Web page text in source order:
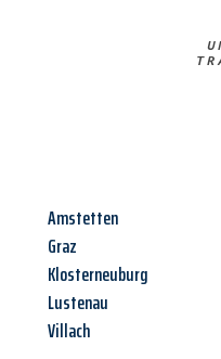
Amstetten
Graz
Klosterneuburg
Lustenau
Villach